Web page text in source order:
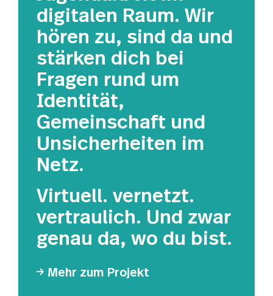
digitalen Raum. Wir
hören zu, sind da und
stärken dich bei
Fragen rund um
Identität,
Gemeinschaft und
Unsicherheiten im
Netz.
Virtuell. vernetzt.
vertraulich. Und zwar
genau da, wo du bist.
Mehr zum Projekt